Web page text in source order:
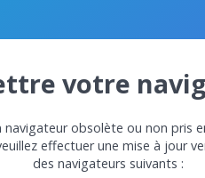
votre
navigateur obsolète ou non pris
effectuer une mise à jour
des navigateurs suivants :